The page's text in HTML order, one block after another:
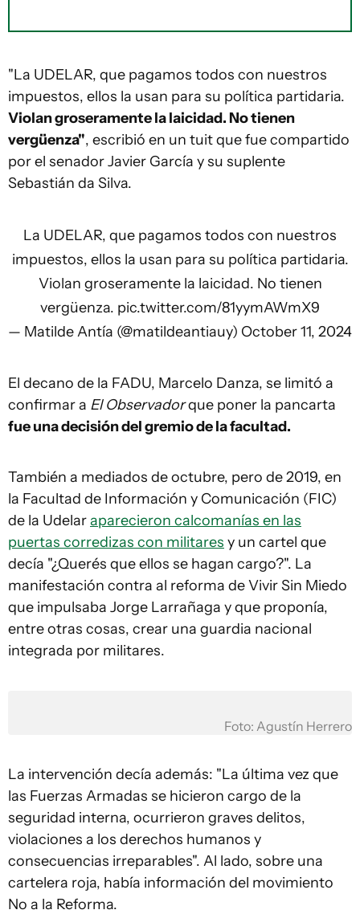
"La UDELAR, que pagamos todos con nuestros
impuestos, ellos la usan para su política partidaria.
Violan groseramente la laicidad. No tienen
vergüenza", escribió en un tuit que fue compartido
por el senador Javier García y su suplente
Sebastián da Silva.
La UDELAR, que pagamos todos con nuestros
impuestos, ellos la usan para su política partidaria.
Violan groseramente la laicidad. No tienen
vergüenza. pic.twitter.com/81yymAWmX9
— Matilde Antía (@matildeantiauy) October 11, 2024
El decano de la FADU, Marcelo Danza, se limitó a
confirmar a El Observadorque poner la pancarta
fue una decisión del gremio de la facultad.
También a mediados de octubre, pero de 2019, en
la Facultad de Información y Comunicación (FIC)
de la Udelaraparecieron calcomanías en las
puertas corredizas con militares y un cartel que
decía "¿Querés que ellos se hagan cargo?". La
manifestación contra al reforma de Vivir Sin Miedo
que impulsaba Jorge Larrañaga y que proponía,
entre otras cosas, crear una guardia nacional
integrada por militares.
Foto: Agustín Herrero
La intervención decía además: "La última vez que
las Fuerzas Armadas se hicieron cargo de la
seguridad interna, ocurrieron graves delitos,
violaciones a los derechos humanos y
consecuencias irreparables". Al lado, sobre una
cartelera roja, había información del movimiento
No a la Reforma.